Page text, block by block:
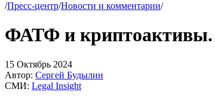
/Пресс-центр/Новости и комментарии/
ФАТФ и криптоактивы.
15 Октябрь 2024
Автор: Сергей Будылин
СМИ: Legal Insight